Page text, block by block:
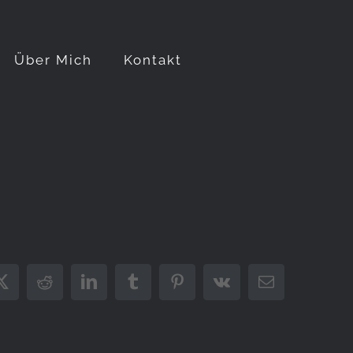
Über Mich Kontakt
X Reddit LinkedInTumblrPinterest
Vk
E-